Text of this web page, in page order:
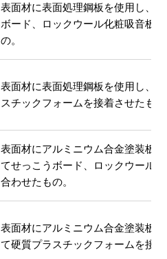
表面材に表面処理鋼板を使用し、
ボード、ロックウール化粧吸音板
の。
表面材に表面処理鋼板を使用し、
スチックフォームを接着させたも
表面材にアルミニウム合金塗装板
てせっこうボード、ロックウール
合わせたもの。
表面材にアルミニウム合金塗装板
て硬質プラスチックフォームを接